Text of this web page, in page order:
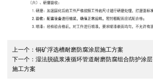
上一个： 铜矿浮选槽耐磨防腐涂层施工方案
下一个： 湿法脱硫浆液循环管道耐磨防腐组合防护涂层
施工方案